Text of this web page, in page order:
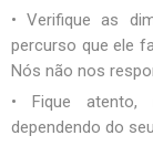
• Verifique as
percurso que ele
Nós não nos
• Fique atento,
dependendo do